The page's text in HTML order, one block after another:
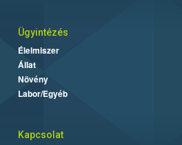
Ügyintézés
Élelmiszer
Állat
Növény
Labor/Egyéb
Kapcsolat